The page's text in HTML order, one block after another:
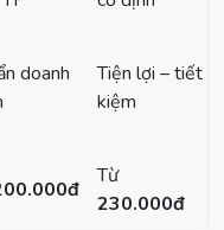
doanh
Tiện lợi – tiết
kiệm
0.000đ
Từ
230.000đ